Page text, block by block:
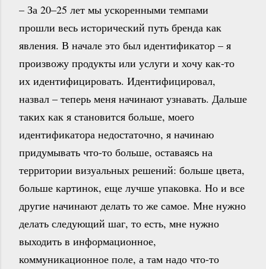
– За 20–25 лет мы ускоренными темпами
прошли весь исторический путь бренда как
явления. В начале это был идентификатор – я
произвожу продукты или услуги и хочу как-то
их идентифицировать. Идентифицировал,
назвал – теперь меня начинают узнавать. Дальше
таких как я становится больше, моего
идентификатора недостаточно, я начинаю
придумывать что-то больше, оставаясь на
территории визуальных решений: больше цвета,
больше картинок, еще лучше упаковка. Но и все
другие начинают делать то же самое. Мне нужно
делать следующий шаг, то есть, мне нужно
выходить в информационное,
коммуникационное поле, а там надо что-то